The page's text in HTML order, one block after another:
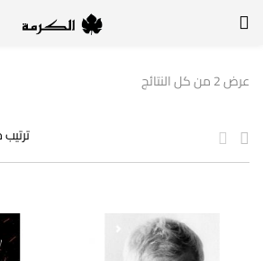
لتسجيل الدخول, أدخل اسم المستخدم وكلمة السر
عرض ⁦2⁩ من كل النتائج